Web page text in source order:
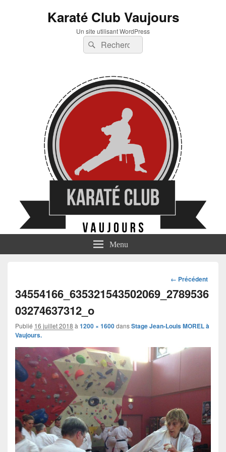
Karaté Club Vaujours
Un site utilisant WordPress
Recherche :
Rechercher
Menu
Navigation
dans
les
← Précédent
34554166_635321543502069_2789536
03274637312_o
Publié 16 juillet 2018 à 1200 × 1600dansStage Jean-Louis MOREL à
Vaujours.